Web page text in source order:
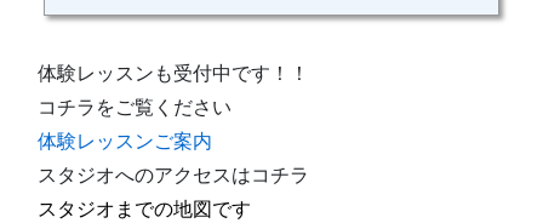
体験レッスンも受付中です！！
コチラをご覧ください
体験レッスンご案内
スタジオへのアクセスはコチラ
スタジオまでの地図です